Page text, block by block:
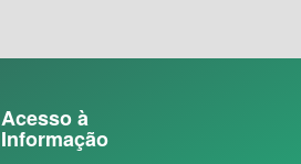
Acesso à
Informação